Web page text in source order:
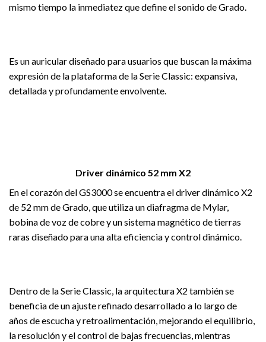
mismo tiempo la inmediatez que define el sonido de Grado.
Es un auricular diseñado para usuarios que buscan la máxima
expresión de la plataforma de la Serie Classic: expansiva,
detallada y profundamente envolvente.
Driver dinámico 52 mm X2
En el corazón del GS3000 se encuentra el driver dinámico X2
de 52 mm de Grado, que utiliza un diafragma de Mylar,
bobina de voz de cobre y un sistema magnético de tierras
raras diseñado para una alta eficiencia y control dinámico.
Dentro de la Serie Classic, la arquitectura X2 también se
beneficia de un ajuste refinado desarrollado a lo largo de
años de escucha y retroalimentación, mejorando el equilibrio,
la resolución y el control de bajas frecuencias, mientras